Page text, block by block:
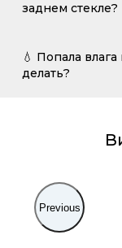
заднем стекле?
💧 Попала
делать?
Previous